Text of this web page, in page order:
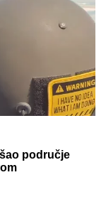
može da izdrži?
nestala: Posle
kada je saznao